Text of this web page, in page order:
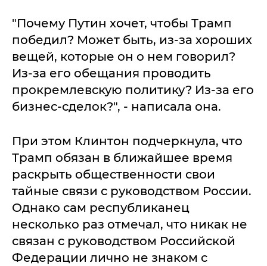
"Почему Путин хочет, чтобы Трамп
победил? Может быть, из-за хороших
вещей, которые он о нем говорил?
Из-за его обещания проводить
прокремлевскую политику? Из-за его
бизнес-сделок?", - написала она.
При этом Клинтон подчеркнула, что
Трамп обязан в ближайшее время
раскрыть общественности свои
тайные связи с руководством России.
Однако сам республиканец
несколько раз отмечал, что никак не
связан с руководством Российской
Федерации лично не знаком с